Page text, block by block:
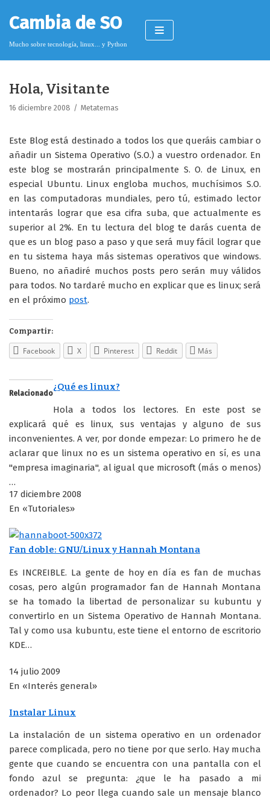
Saltar
al
contenido
Cambia de SO
Mucho sobre tecnología, linux... y Python
Pimagizer
Donar
Licencia de contenido
Cookies
Política de protección de datos
Hola, Visitante
16 diciembre 2008 Metatemas
Este Blog está destinado a todos los que queráis cambiar o
añadir un Sistema Operativo (S.O.) a vuestro ordenador. En
este blog se mostrarán principalmente S. O. de Linux, en
especial Ubuntu. Linux engloba muchos, muchísimos S.O.
en las computadoras mundiales, pero tú, estimado lector
intentarás lograr que esa cifra suba, que actualmente es
superior al 2%. En tu lectura del blog te darás cuenta de
que es un blog paso a paso y que será muy fácil lograr que
en tu sistema haya más sistemas operativos que windows.
Bueno, no añadiré muchos posts pero serán muy válidos
para todos. No tardaré mucho en explicar que es linux; será
en el próximo post.
Compartir:
Facebook X Pinterest Reddit Más
Relacionado
¿Qué es linux?
Hola a todos los lectores. En este post se
explicará qué es linux, sus ventajas y alguno de sus
inconvenientes. A ver, por donde empezar: Lo primero he de
aclarar que linux no es un sistema operativo en sí, es una
"empresa imaginaria", al igual que microsoft (más o menos)
…
17 diciembre 2008
En «Tutoriales»
Fan doble: GNU/Linux y Hannah Montana
Es INCREIBLE. La gente de hoy en día es fan de muchas
cosas, pero algún programador fan de Hannah Montana
se ha tomado la libertad de personalizar su kubuntu y
convertirlo en un Sistema Operativo de Hannah Montana.
Tal y como usa kubuntu, este tiene el entorno de escritorio
KDE…
14 julio 2009
En «Interés general»
Instalar Linux
La instalación de un sistema operativo en un ordenador
parece complicada, pero no tiene por que serlo. Hay mucha
gente que cuando se encuentra con una pantalla con el
fondo azul se pregunta: ¿que le ha pasado a mi
ordenador? Lo peor llega cuando sale un mensaje blanco